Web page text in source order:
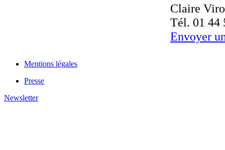
Claire
Tél. 01 44
Envoyer
Mentions légales
Presse
Newsletter